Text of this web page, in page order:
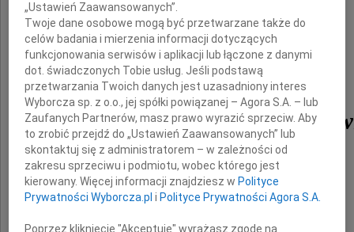
Z wielkim smutkiem powiadamiamy,
że odeszła od nas malarka, artysta plastyk
Krzesława
Maliszewska-
Była świadkiem i twórczym uczestnikiem
„Ustawień Zaawansowanych”.
Twoje dane osobowe mogą być przetwarzane także do
celów badania i mierzenia informacji dotyczących
funkcjonowania serwisów i aplikacji lub łączone z danymi
dot. świadczonych Tobie usług. Jeśli podstawą
przetwarzania Twoich danych jest uzasadniony interes
Wyborcza sp. z o.o., jej spółki powiązanej – Agora S.A. – lub
Zaufanych Partnerów, masz prawo wyrazić sprzeciw. Aby
to zrobić przejdź do „Ustawień Zaawansowanych” lub
skontaktuj się z administratorem – w zależności od
zakresu sprzeciwu i podmiotu, wobec którego jest
kierowany. Więcej informacji znajdziesz w Polityce
Prywatności Wyborcza.pl i Polityce Prywatności Agora S.A.
Poprzez kliknięcie "Akceptuję" wyrażasz zgodę na